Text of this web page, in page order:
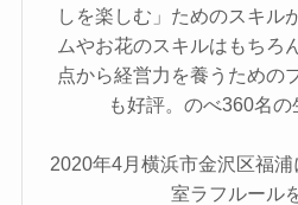
しを楽しむ」ためのスキル
ムやお花のスキルはもちろ
点から経営力を養うための
も好評。のべ360名の
2020年4月横浜市金沢区福
室ラフルール